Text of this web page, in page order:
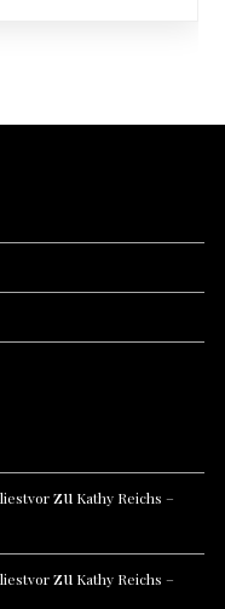
zu Kathy Reichs –
zu Kathy Reichs –